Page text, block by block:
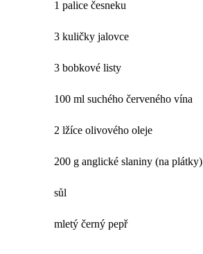
1 palice česneku
3 kuličky jalovce
3 bobkové listy
100 ml suchého červeného vína
2 lžíce olivového oleje
200 g anglické slaniny (na plátky)
sůl
mletý černý pepř